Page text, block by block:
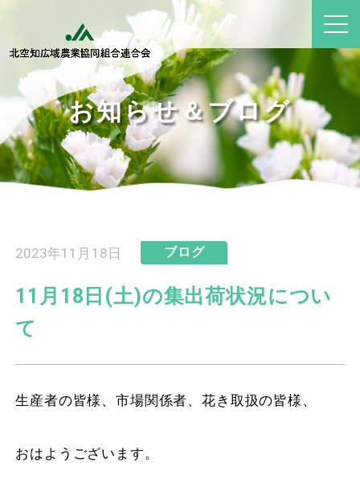
お知らせ＆ブログ
2023年11月18日 ブログ
11月18日(土)の集出荷状況につい
て
生産者の皆様、市場関係者、花き取扱の皆様、
おはようございます。